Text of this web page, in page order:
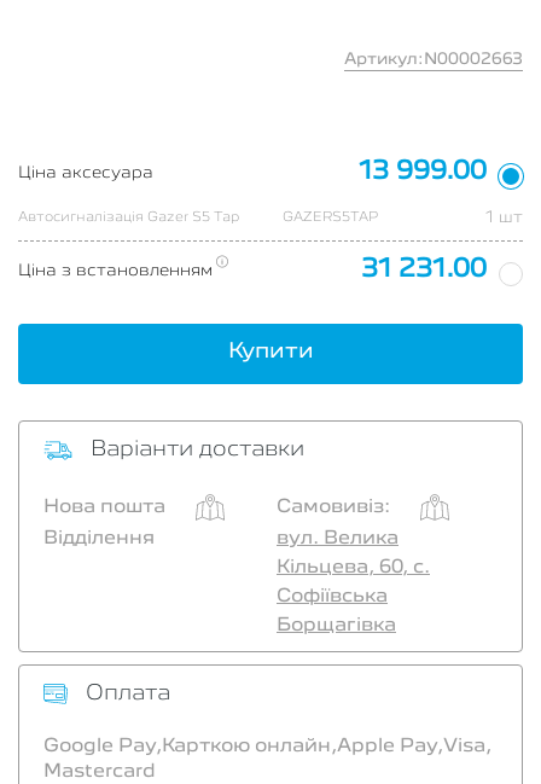
Артикул:N00002663
Ціна аксесуара 13 999.00
Автосигналізація Gazer S5 Tap GAZERS5TAP 1 шт
Ціна з встановленням 31 231.00
Купити
Варіанти доставки
Нова пошта
Самовивіз:
Відділення
вул. Велика
Кільцева, 60, с.
Софіївська
Борщагівка
Оплата
Google Pay, Карткою онлайн,Apple Pay,Visa,
Mastercard